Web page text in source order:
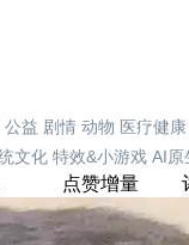
公益 剧情 动物 医疗健康
文化 特效&小游戏 AI原
点赞增量